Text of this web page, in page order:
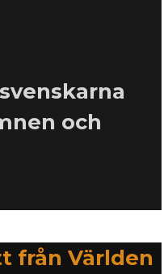
och
från Världen